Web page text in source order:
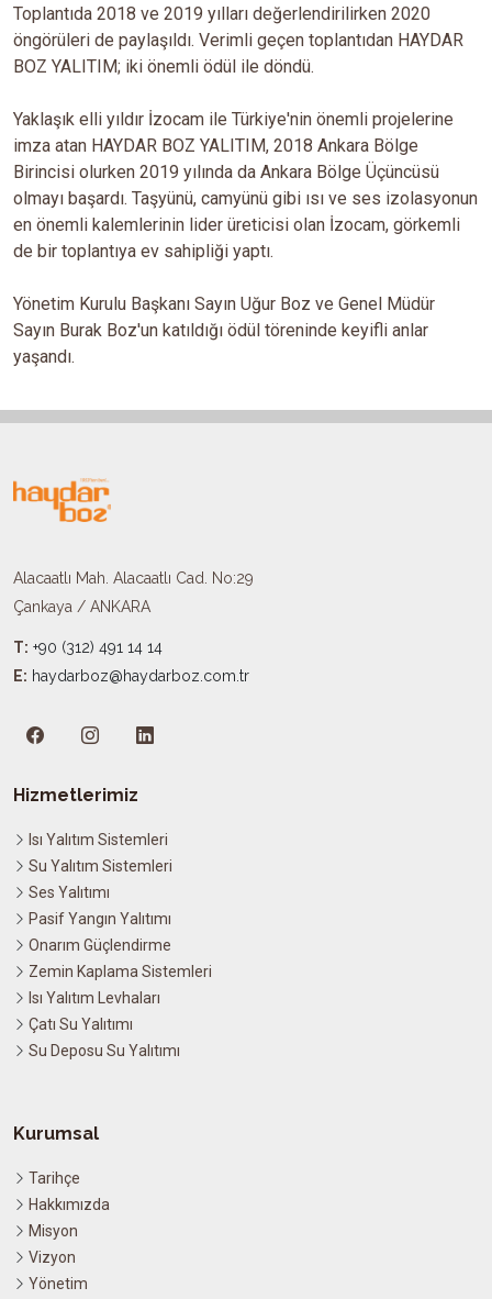
Toplantıda 2018 ve 2019 yılları değerlendirilirken 2020
öngörüleri de paylaşıldı. Verimli geçen toplantıdan HAYDAR
BOZ YALITIM; iki önemli ödül ile döndü.
Yaklaşık elli yıldır İzocam ile Türkiye'nin önemli projelerine
imza atan HAYDAR BOZ YALITIM, 2018 Ankara Bölge
Birincisi olurken 2019 yılında da Ankara Bölge Üçüncüsü
olmayı başardı. Taşyünü, camyünü gibi ısı ve ses izolasyonun
en önemli kalemlerinin lider üreticisi olan İzocam, görkemli
de bir toplantıya ev sahipliği yaptı.
Yönetim Kurulu Başkanı Sayın Uğur Boz ve Genel Müdür
Sayın Burak Boz'un katıldığı ödül töreninde keyifli anlar
yaşandı.
Alacaatlı Mah. Alacaatlı Cad. No:29
Çankaya / ANKARA
T: +90 (312) 491 14 14
E: haydarboz@haydarboz.com.tr​
Hizmetlerimiz
Isı Yalıtım Sistemleri
Su Yalıtım Sistemleri
Ses Yalıtımı
Pasif Yangın Yalıtımı
Onarım Güçlendirme
Zemin Kaplama Sistemleri
Isı Yalıtım Levhaları
Çatı Su Yalıtımı
Su Deposu Su Yalıtımı
Kurumsal
Tarihçe
Hakkımızda
Misyon
Vizyon
Yönetim